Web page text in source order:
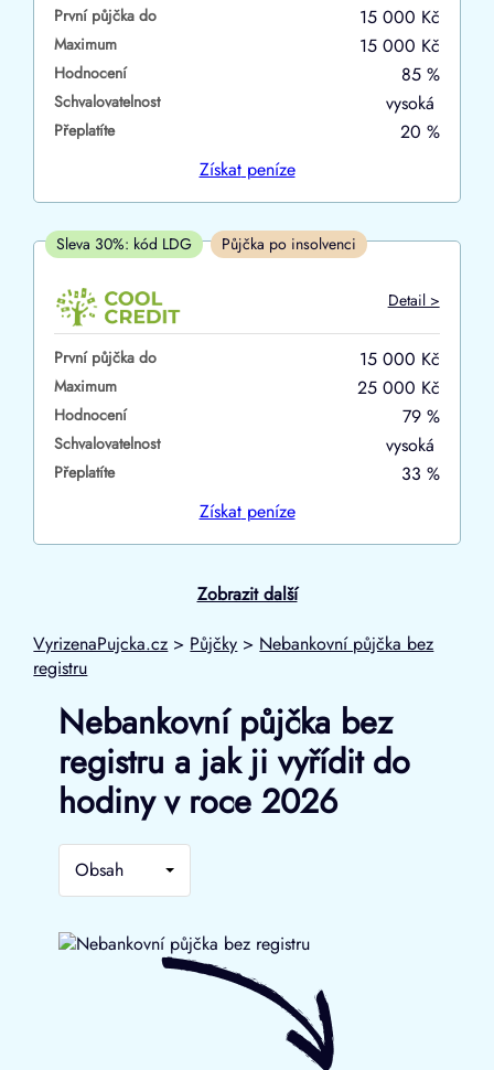
ne
Po insolvenci
ano
ne
V hotovosti
ano
První půjčka do 15 000 Kč
Maximum 15 000 Kč
Hodnocení 85 %
Schvalovatelnost vysoká
Přeplatíte
20 %
Získatpeníze
Sleva 30%: kód LDG Půjčka po insolvenci
Detail >
První půjčka do 15 000 Kč
Maximum 25 000 Kč
Hodnocení 79 %
Schvalovatelnost vysoká
Přeplatíte
33 %
Získatpeníze
Zobrazit další
VyrizenaPujcka.cz > Půjčky > Nebankovní půjčka bez
registru
Nebankovní půjčka bez
registru a jak ji vyřídit do
hodiny v roce 2026
Obsah